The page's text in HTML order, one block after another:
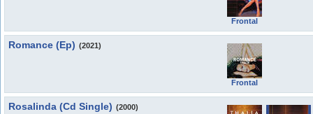
Frontal
Romance (Ep) (2021)
Frontal
Rosalinda (Cd Single) (2000)